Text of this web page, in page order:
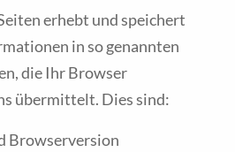
erhebt und speichert
in so genannten
die Ihr Browser
übermittelt. Dies sind:
Browserversion